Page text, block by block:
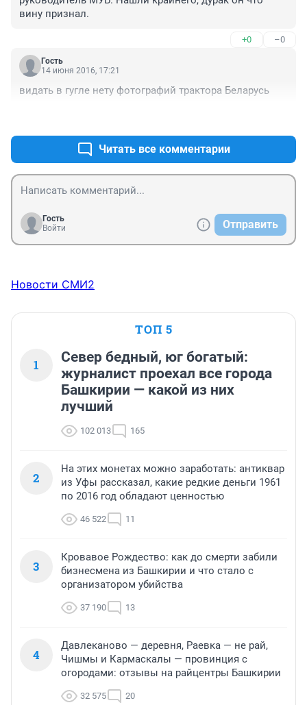
вину признал.
+0 –0
Гость
14 июня 2016, 17:21
видать в гугле нету фотографий трактора Беларусь
Читать все комментарии
Гость
Войти
Отправить
Новости СМИ2
ТОП 5
1
Север бедный, юг богатый:
журналист проехал все города
Башкирии — какой из них
лучший
102 013 165
2
На этих монетах можно заработать: антиквар
из Уфы рассказал, какие редкие деньги 1961
по 2016 год обладают ценностью
46 522 11
3
Кровавое Рождество: как до смерти забили
бизнесмена из Башкирии и что стало с
организатором убийства
37 190 13
4
Давлеканово — деревня, Раевка — не рай,
Чишмы и Кармаскалы — провинция с
огородами: отзывы на райцентры Башкирии
32 575 20